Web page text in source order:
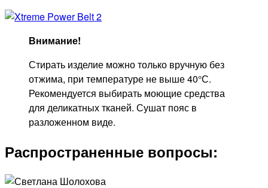
Внимание!
Стирать изделие можно только вручную без
отжима, при температуре не выше 40°С.
Рекомендуется выбирать моющие средства
для деликатных тканей. Сушат пояс в
разложенном виде.
Распространенные вопросы: